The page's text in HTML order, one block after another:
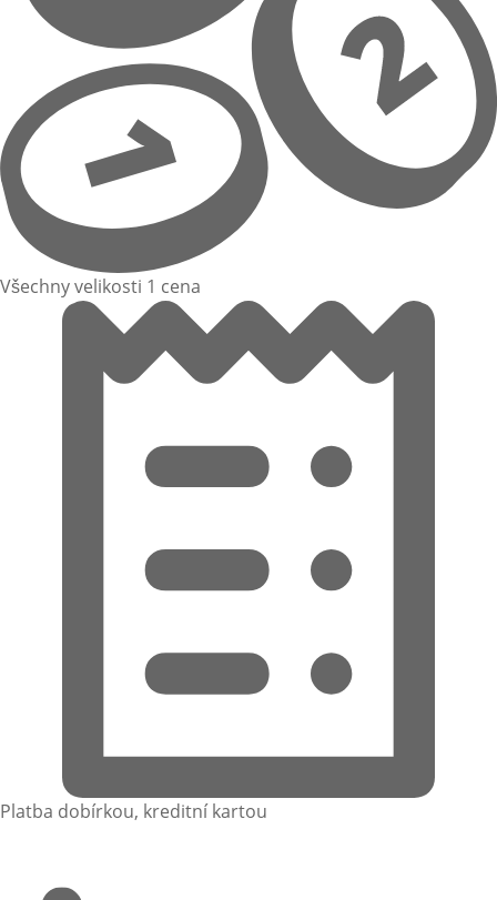
Všechny velikosti 1 cena
Platba dobírkou, kreditní kartou